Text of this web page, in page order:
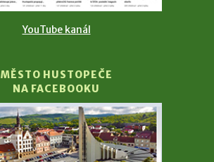
YouTube kanál
MĚSTO HUSTOPEČE
NA FACEBOOKU